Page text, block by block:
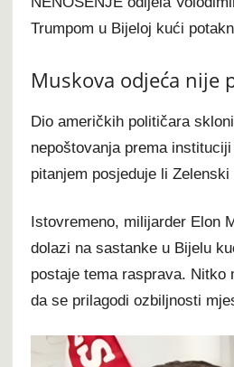
Trumpom u Bijeloj kući
Muskova odjeća nije
Dio američkih političara
nepoštovanja prema
pitanjem posjeduje li Zelenski
Istovremeno, milijarder Elon
dolazi na sastanke u Bijelu
postaje tema rasprava. Nitko
da se prilagodi ozbiljnosti